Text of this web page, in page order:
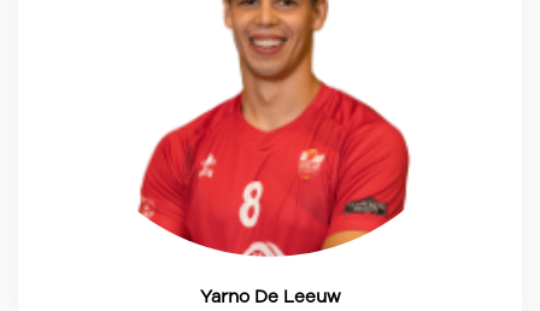
Yarno De Leeuw